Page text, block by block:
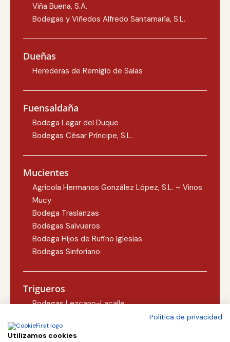
Viña Buena, S.A.
Bodegas y Viñedos Alfredo Santamaría, S.L.
Dueñas
Herederas de Remigio de Salas
Fuensaldaña
Bodega Lagar del Duque
Bodegas César Príncipe, S.L.
Mucientes
Agrícola Hermanos González López, S.L. – Vinos
Mucy
Bodega Traslanzas
Bodegas Salvueros
Bodega Hijos de Rufino Iglesias
Bodegas Sinforiano
Trigueros
Bodegas Lezcano-Lacalle
Política de privacidad
Utilizamos cookies